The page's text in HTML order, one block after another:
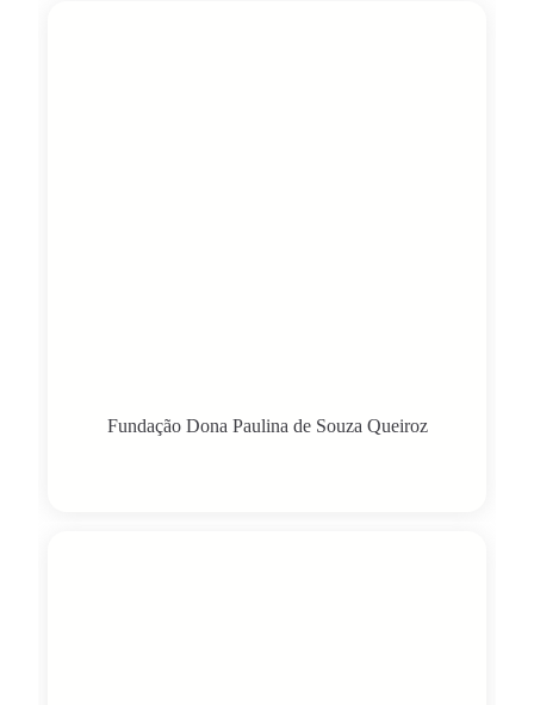
Fundação Dona Paulina de Souza Queiroz